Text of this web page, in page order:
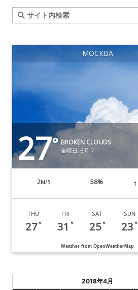
МОСКВА
27° BROKEN CLOUDS
金曜日, 8月 7
2M/S 58%
THU
27 °
FRI
31 °
SAT
25°
SUN
23 °
Weather from OpenWeatherMap
2018年4月